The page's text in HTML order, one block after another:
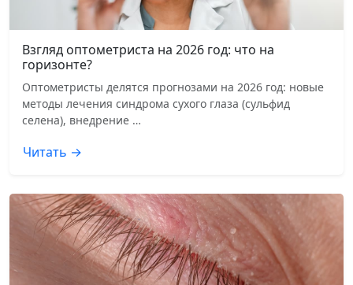
Взгляд оптометриста на 2026 год: что на
горизонте?
Оптометристы делятся прогнозами на 2026 год: новые
методы лечения синдрома сухого глаза (сульфид
селена), внедрение …
Читать →